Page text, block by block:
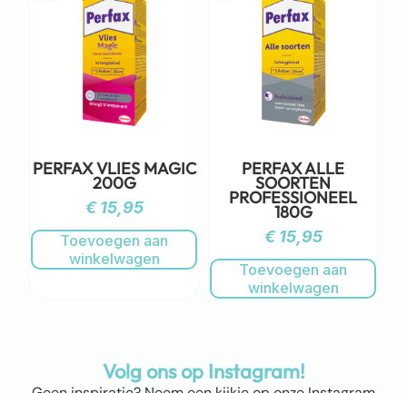
PERFAX VLIES MAGIC
200G
€15,95
Toevoegen aan
winkelwagen
PERFAX ALLE
SOORTEN
PROFESSIONEEL
180G
€15,95
Toevoegen aan
winkelwagen
Volg ons op Instagram!